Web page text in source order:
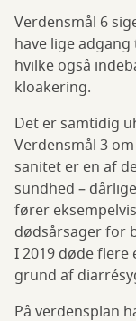
Verdensmål 6
have lige
hvilke også
kloakering.
Det er samtidig
Verdensmål 3
sanitet er en af
sundhed –
fører
dødsårsager for
I 2019 døde flere
grund af
På verdensplan